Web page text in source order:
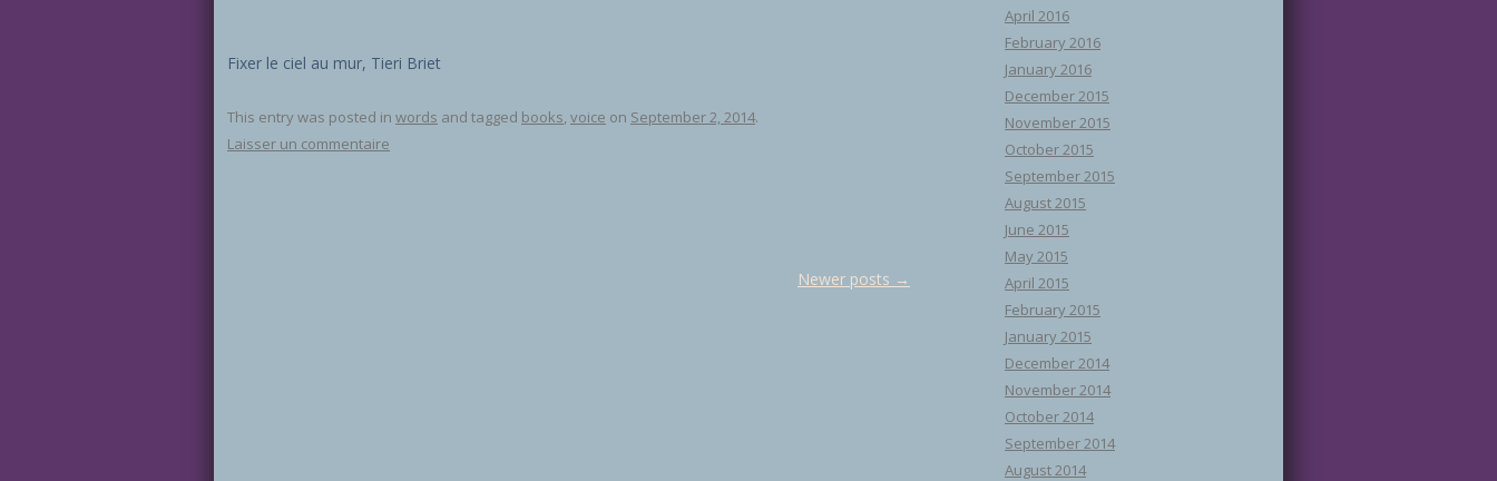
Fixer le ciel au mur, Tieri Briet
This entry was posted in words and tagged books, voice on September 2, 2014.
Laisser un commentaire
Newer posts →
April 2016
February 2016
January 2016
December 2015
November 2015
October 2015
September 2015
August 2015
June 2015
May 2015
April 2015
February 2015
January 2015
December 2014
November 2014
October 2014
September 2014
August 2014